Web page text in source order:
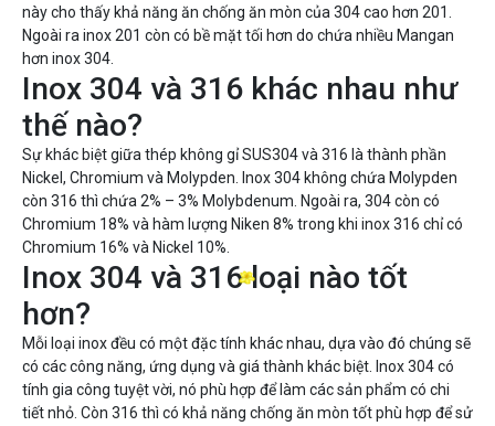
này cho thấy khả năng ăn chống ăn mòn của 304 cao hơn 201.
Ngoài ra inox 201 còn có bề mặt tối hơn do chứa nhiều Mangan
hơn inox 304.
Inox 304 và 316 khác nhau như
thế nào?
Sự khác biệt giữa thép không gỉ SUS304 và 316 là thành phần
Nickel, Chromium và Molypden. Inox 304 không chứa Molypden
còn 316 thì chứa 2% – 3% Molybdenum. Ngoài ra, 304 còn có
Chromium 18% và hàm lượng Niken 8% trong khi inox 316 chỉ có
Chromium 16% và Nickel 10%.
Inox 304 và 316 loại nào tốt
hơn?
Mỗi loại inox đều có một đặc tính khác nhau, dựa vào đó chúng sẽ
có các công năng, ứng dụng và giá thành khác biệt. Inox 304 có
tính gia công tuyệt vời, nó phù hợp để làm các sản phẩm có chi
tiết nhỏ. Còn 316 thì có khả năng chống ăn mòn tốt phù hợp để sử